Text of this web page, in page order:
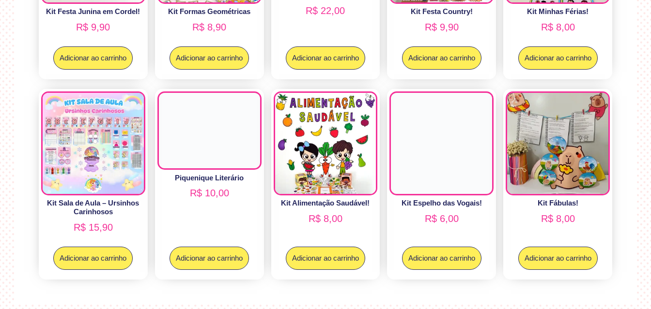
Kit Festa Junina em Cordel!
R$ 9,90
Adicionar ao carrinho
Kit Formas Geométricas
R$ 8,90
Adicionar ao carrinho
R$ 22,00
Adicionar ao carrinho
Kit Festa Country!
R$9,90
Adicionar ao carrinho
Kit Minhas Férias!
R$8,00
Adicionar ao carrinho
Kit Sala de Aula – Ursinhos
Carinhosos
R$15,90
Adicionar ao carrinho
Piquenique Literário
R$10,00
Adicionar ao carrinho
Kit Alimentação Saudável!
R$8,00
Adicionar ao carrinho
Kit Espelho das Vogais!
R$6,00
Adicionar ao carrinho
Kit Fábulas!
R$8,00
Adicionar ao carrinho